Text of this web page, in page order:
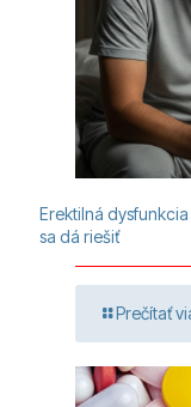
Erektilná
sa dá riešiť
Prečítať